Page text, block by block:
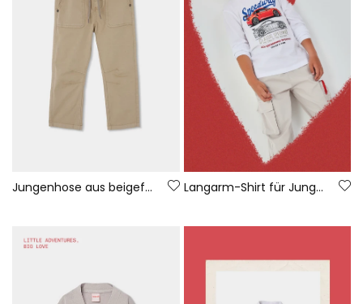
Jungenhose aus beigefarbener Baumwolle Langarm-Shirt für Jungen aus weißem Baumwoll-Jersey